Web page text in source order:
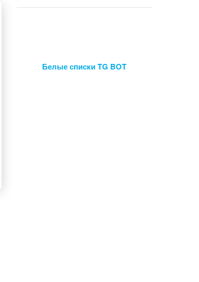
Белые списки TG BOT